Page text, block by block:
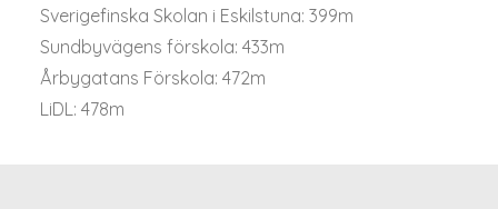
Sverigefinska Skolan i Eskilstuna: 399m
Sundbyvägens förskola: 433m
Årbygatans Förskola: 472m
LiDL: 478m